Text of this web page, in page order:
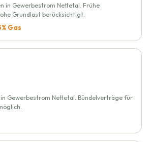
in Gewerbestrom Nettetal. Frühe
Grundlast berücksichtigt.
Gas
Gewerbestrom Nettetal. Bündelverträge für